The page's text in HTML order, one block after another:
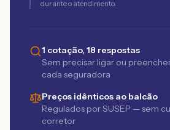
durante o atendimento.
1 cotação, 18 respostas
Sem precisar ligar ou
cada seguradora
Preços idênticos ao balcão
Regulados por SUSEP — sem
corretor